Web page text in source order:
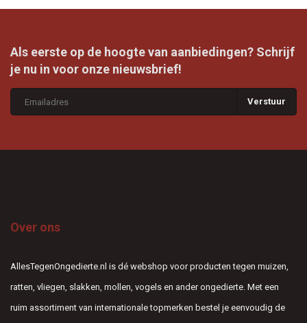
Als eerste op de hoogte van aanbiedingen? Schrijf
je nu in voor onze nieuwsbrief!
Verstuur
Over ons
AllesTegenOngedierte.nl is dé webshop voor producten tegen muizen,
ratten, vliegen, slakken, mollen, vogels en ander ongedierte. Met een
ruim assortiment van internationale topmerken bestel je eenvoudig de